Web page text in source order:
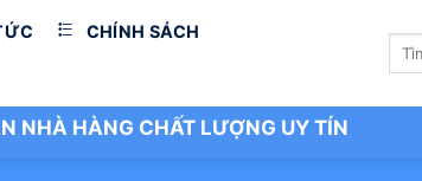
CHÍNH SÁCH
Tìm
NHÀ HÀNG CHẤT LƯỢNG UY TÍN